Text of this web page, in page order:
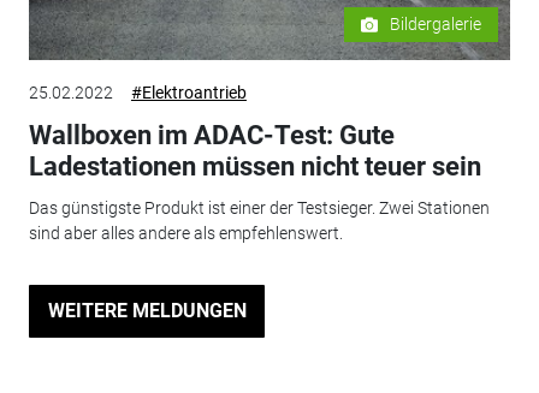
Bildergalerie
25.02.2022 #Elektroantrieb
Wallboxen im ADAC-Test: Gute
Ladestationen müssen nicht teuer sein
Das günstigste Produkt ist einer der Testsieger. Zwei Stationen
sind aber alles andere als empfehlenswert.
WEITERE MELDUNGEN